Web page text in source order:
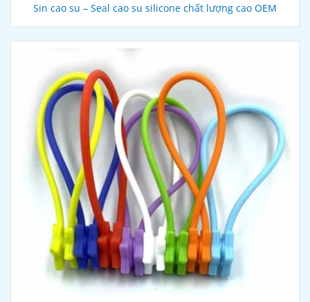
Sin cao su – Seal cao su silicone chất lượng cao OEM